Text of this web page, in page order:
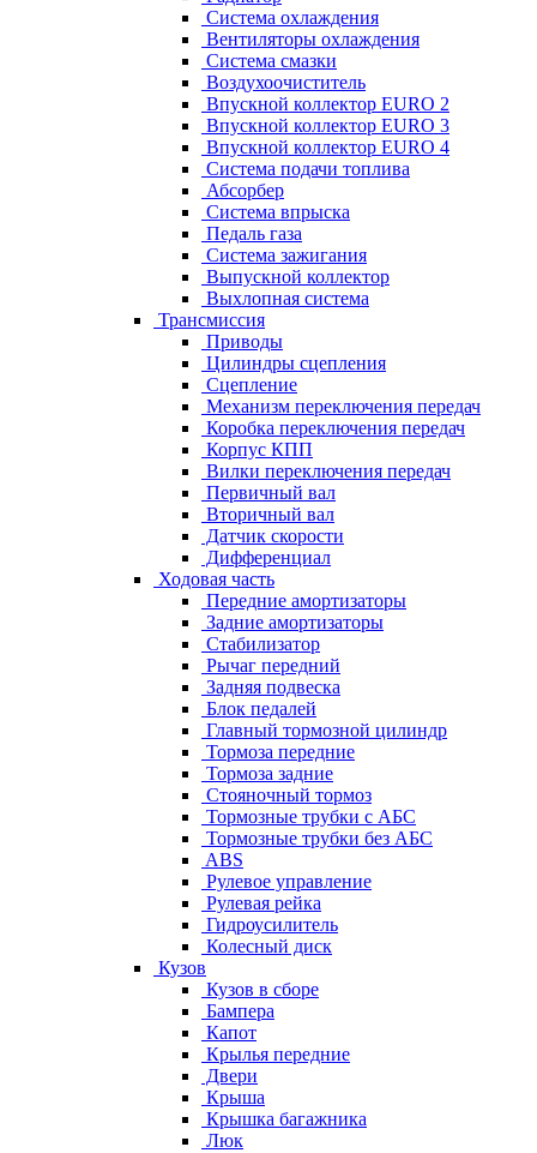
Система охлаждения
Вентиляторы охлаждения
Система смазки
Воздухоочиститель
Впускной коллектор EURO 2
Впускной коллектор EURO 3
Впускной коллектор EURO 4
Система подачи топлива
Абсорбер
Система впрыска
Педаль газа
Система зажигания
Выпускной коллектор
Выхлопная система
Трансмиссия
Приводы
Цилиндры сцепления
Сцепление
Механизм переключения передач
Коробка переключения передач
Корпус КПП
Вилки переключения передач
Первичный вал
Вторичный вал
Датчик скорости
Дифференциал
Ходовая часть
Передние амортизаторы
Задние амортизаторы
Стабилизатор
Рычаг передний
Задняя подвеска
Блок педалей
Главный тормозной цилиндр
Тормоза передние
Тормоза задние
Стояночный тормоз
Тормозные трубки с АБС
Тормозные трубки без АБС
ABS
Рулевое управление
Рулевая рейка
Гидроусилитель
Колесный диск
Кузов
Кузов в сборе
Бампера
Капот
Крылья передние
Двери
Крыша
Крышка багажника
Люк